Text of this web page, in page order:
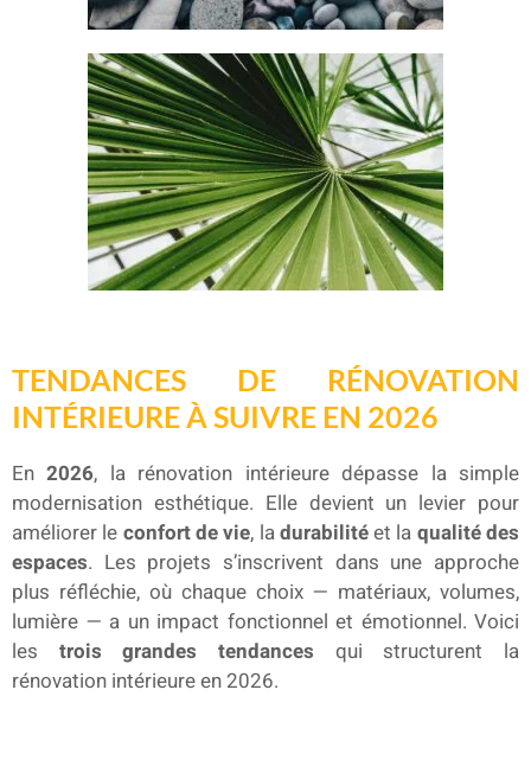
TENDANCES DE RÉNOVATION
INTÉRIEURE À SUIVRE EN 2026
En2026, la rénovation intérieure dépasse la simple
modernisation esthétique. Elle devient un levier pour
améliorer le confort de vie, ladurabilitéet la qualité des
espaces. Les projets s’inscrivent dans une approche
plus réfléchie, où chaque choix — matériaux, volumes,
lumière — a un impact fonctionnel et émotionnel. Voici
les trois grandes tendances qui structurent la
rénovation intérieure en 2026.